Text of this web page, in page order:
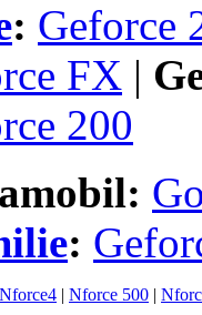
: Geforce
FX |
200
:
Nforce4 | Nforce 500 |